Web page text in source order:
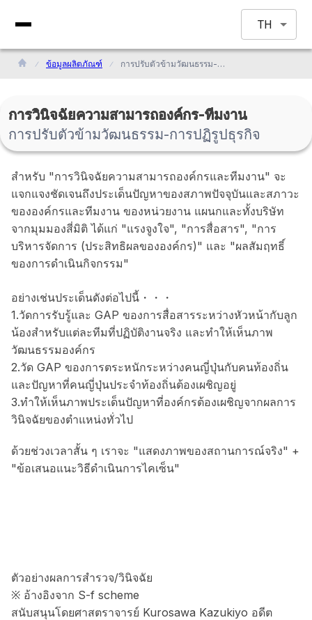
TH
ข้อมูลผลิตภัณฑ์ การปรับตัวข้ามวัฒนธรรม-การปฏิรูปธุรกิจ
การวินิจฉัยความสามารถองค์กร-ทีมงาน
การปรับตัวข้ามวัฒนธรรม-การปฏิรูปธุรกิจ
สำหรับ "การวินิจฉัยความสามารถองค์กรและทีมงาน" จะ
แจกแจงชัดเจนถึงประเด็นปัญหาของสภาพปัจจุบันและสภาวะ
ขององค์กรและทีมงาน ของหน่วยงาน แผนกและทั้งบริษัท
จากมุมมองสี่มิติ ได้แก่ "แรงจูงใจ", "การสื่อสาร", "การ
บริหารจัดการ (ประสิทธิผลขององค์กร)" และ "ผลสัมฤทธิ์
ของการดำเนินกิจกรรม"
อย่างเช่นประเด็นดังต่อไปนี้・・・
1.วัดการรับรู้และ GAP ของการสื่อสารระหว่างหัวหน้ากับลูก
น้องสำหรับแต่ละทีมที่ปฏิบัติงานจริง และทำให้เห็นภาพ
วัฒนธรรมองค์กร
2.วัด GAP ของการตระหนักระหว่างคนญี่ปุ่นกับคนท้องถิ่น
และปัญหาที่คนญี่ปุ่นประจำท้องถิ่นต้องเผชิญอยู่
3.ทำให้เห็นภาพประเด็นปัญหาที่องค์กรต้องเผชิญจากผลการ
วินิจฉัยของตำแหน่งทั่วไป
ด้วยช่วงเวลาสั้น ๆ เราจะ "แสดงภาพของสถานการณ์จริง" +
"ข้อเสนอแนะวิธีดำเนินการไคเซ็น"
ตัวอย่างผลการสำรวจ/วินิจฉัย
※ อ้างอิงจาก S-f scheme
สนับสนุนโดยศาสตราจารย์ Kurosawa Kazukiyo อดีต